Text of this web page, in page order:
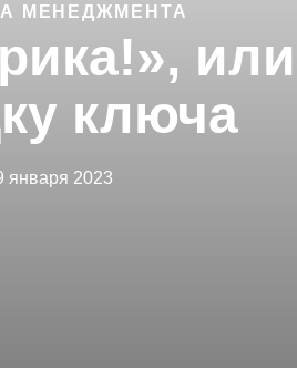
МЕНЕДЖМЕНТА
или
ключа
января 2023